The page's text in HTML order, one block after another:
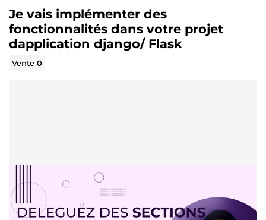
Je vais implémenter des
fonctionnalités dans votre projet
dapplication django/ Flask
Vente0